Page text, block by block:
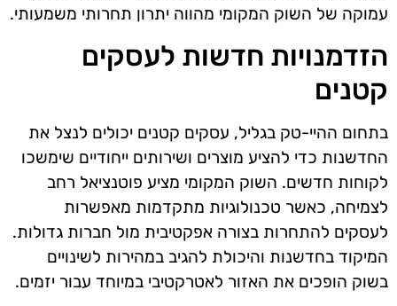
עמוקה של השוק המקומי מהווה יתרון תחרותי משמעותי.
הזדמנויות חדשות לעסקים
קטנים
בתחום ההיי-טק בגליל, עסקים קטנים יכולים לנצל את
החדשנות כדי להציע מוצרים ושירותים ייחודיים שימשכו
לקוחות חדשים. השוק המקומי מציע פוטנציאל רחב
לצמיחה, כאשר טכנולוגיות מתקדמות מאפשרות
לעסקים להתחרות בצורה אפקטיבית מול חברות גדולות.
המיקוד בחדשנות והיכולת להגיב במהירות לשינויים
בשוק הופכים את האזור לאטרקטיבי במיוחד עבור יזמים.